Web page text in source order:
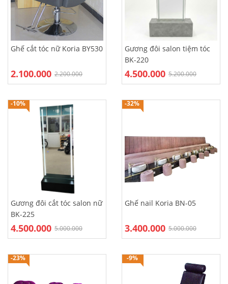
Ghế cắt tóc nữ Koria BY530
2.200.000
2.100.000
Gương đôi salon tiệm tóc
BK-220
5.200.000
4.500.000
-10%
Gương đôi cắt tóc salon nữ
BK-225
5.000.000
4.500.000
-32%
Ghế nail Koria BN-05
5.000.000
3.400.000
-23% -9%